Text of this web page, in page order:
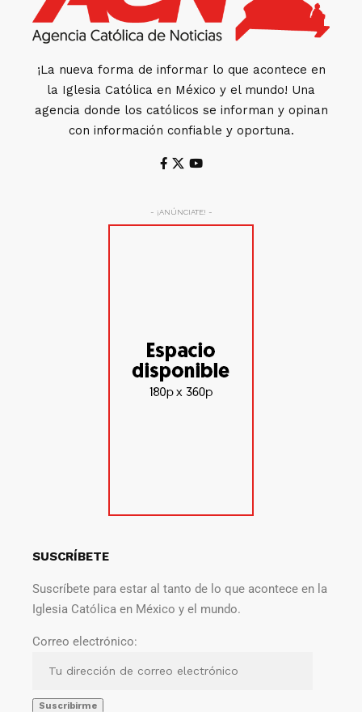
¡La nueva forma de informar lo que acontece en
la Iglesia Católica en México y el mundo! Una
agencia donde los católicos se informan y opinan
con información confiable y oportuna.
- ¡ANÚNCIATE! -
SUSCRÍBETE
Suscríbete para estar al tanto de lo que acontece en la
Iglesia Católica en México y el mundo.
Correo electrónico: